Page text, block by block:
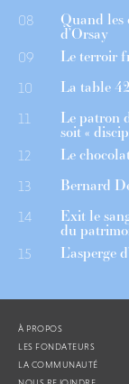
08 Quand les
d’Orsay
09 Le terroir
10 La table
11 Le patron
soit «
12 Le
13 Bernard
14 Exit le
du
15 L’asperge
À PROPOS
LES FONDATEURS
LA COMMUNAUTÉ